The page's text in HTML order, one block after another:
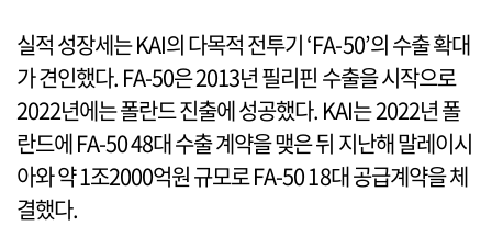
실적 성장세는 KAI의 다목적 전투기 ‘FA-50’의 수출 확대
가 견인했다. FA-50은 2013년 필리핀 수출을 시작으로
2022년에는 폴란드 진출에 성공했다. KAI는 2022년 폴
란드에 FA-50 48대 수출 계약을 맺은 뒤 지난해 말레이시
아와 약 1조2000억원 규모로 FA-50 18대 공급계약을 체
결했다.